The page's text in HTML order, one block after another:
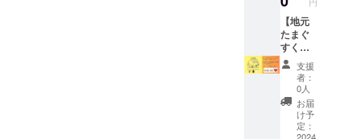
冷蔵庫
で保管
お願い
致しま
す。 ※
住所の
入力な
どお間
違いな
いよう
名、
ニック
ネーム
でもOK
です ・
設置希
望され
ない場
合は
「な
/31 ・お
名前を
「備考
欄」に
ご記入
くださ
い（15
文字以
内・サ
イズ30
様のお
名前の
立て札
を設置
します
。 ☆ド
リンク
引換
券 人
数分 ＜
【地元
たまぐ
すく廻
り ＋
「床の
間」へ
立て札
置 】
支援
者：
0人
お届
け予
定：